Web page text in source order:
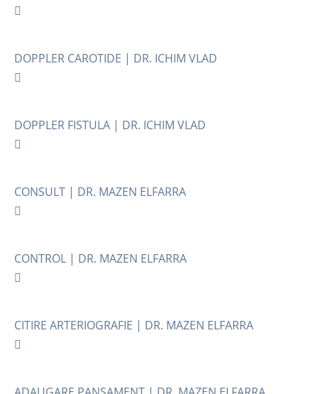
DOPPLER CAROTIDE | DR. ICHIM VLAD
DOPPLER FISTULA | DR. ICHIM VLAD
CONSULT | DR. MAZEN ELFARRA
CONTROL | DR. MAZEN ELFARRA
CITIRE ARTERIOGRAFIE | DR. MAZEN ELFARRA